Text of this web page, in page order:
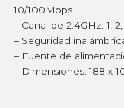
10/100Mbps
– Canal de 2.4GHz: 1, 2,
– Seguridad
– Fuente de
– Dimensiones: 188 x